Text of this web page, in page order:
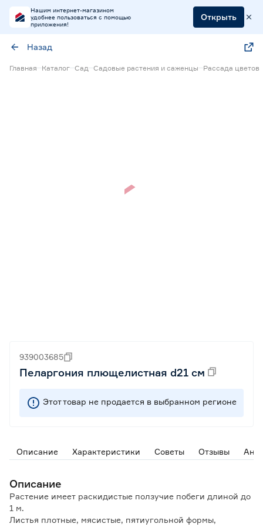
Нашим интернет-магазином
удобнее пользоваться с помощью
приложения!
Открыть
Назад
Главная Каталог Сад Садовые растения и саженцы Рассада цветов
939003685
Пеларгония плющелистная d21 см
Этот товар не продается в выбранном регионе
Описание Характеристики Советы Отзывы
Описание
Растение имеет раскидистые ползучие побеги длиной до
1 м.
Листья плотные, мясистые, пятиугольной формы,